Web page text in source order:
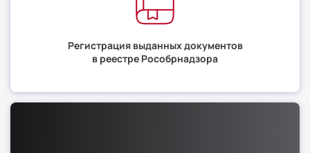
Регистрация выданных документов
в реестре Рособрнадзора